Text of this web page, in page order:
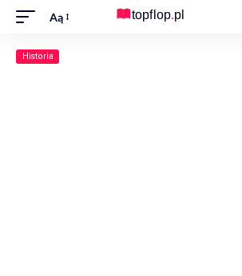
Aą
Historia